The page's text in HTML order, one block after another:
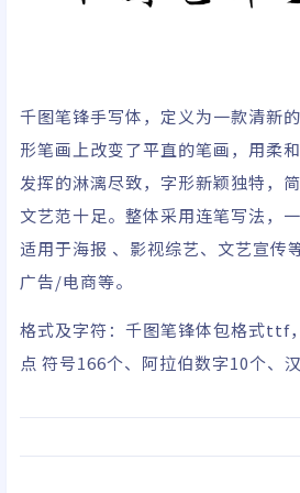
千图笔锋手写体，定义为一款清新
形笔画上改变了平直的笔画，用柔
发挥的淋漓尽致，字形新颖独特，
文艺范十足。整体采用连笔写法，
适用于海报 、影视综艺、文艺宣传
广告/电商等。
格式及字符：千图笔锋体包格式ttf
点 符号166个、阿拉伯数字10个、